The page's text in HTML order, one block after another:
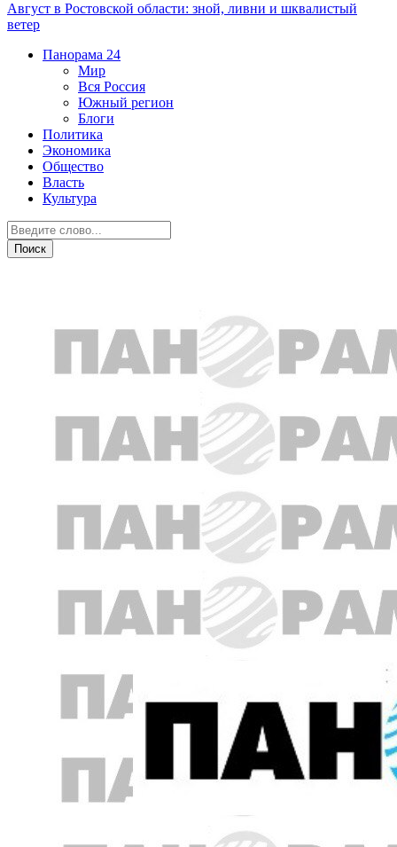
Август в Ростовской области: зной, ливни и шквалистый
ветер
Панорама 24
Мир
Вся Россия
Южный регион
Блоги
Политика
Экономика
Общество
Власть
Культура